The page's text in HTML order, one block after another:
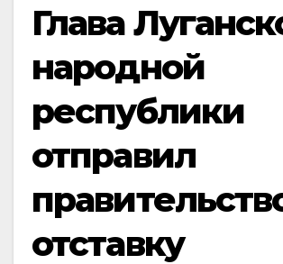
Глава
народной
республики
отправил
отставку